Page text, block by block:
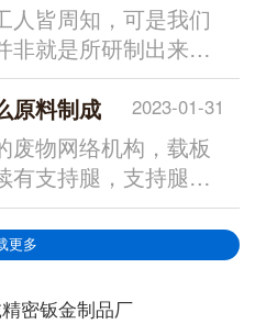
皆周知，可是我们
非就是所研制出来
2023-01-31
原料制成
废物网络机构，载板
有支持腿，支持腿内
更多
密钣金制品厂